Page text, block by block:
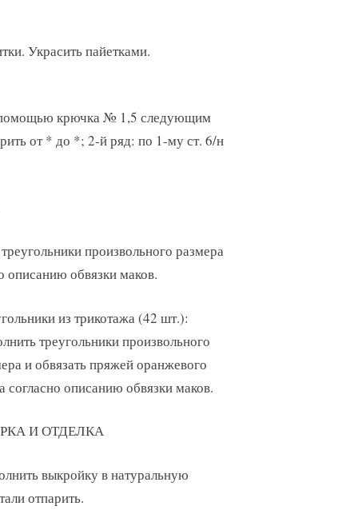
Украсить пайетками.
помощью крючка № 1,5 следующим
от * до *; 2-й ряд: по 1-му ст. 6/н
произвольного размера
описанию обвязки маков.
из трикотажа (42 шт.):
треугольники произвольного
и обвязать пряжей оранжевого
согласно описанию обвязки маков.
И ОТДЕЛКА
выкройку в натуральную
отпарить.